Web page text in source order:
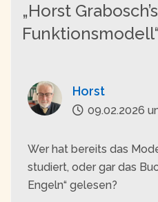
„Horst
Horst
09.02.2026
Wer hat bereits das
studiert, oder gar das
Engeln“ gelesen?